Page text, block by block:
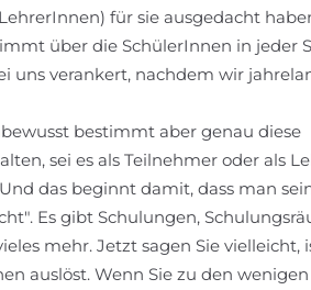
für sie ausgedacht
über die SchülerInnen in jeder
uns verankert, nachdem wir
bestimmt aber genau diese
sei es als Teilnehmer oder als
das beginnt damit, dass man
Es gibt Schulungen,
mehr. Jetzt sagen Sie vielleicht,
auslöst. Wenn Sie zu den